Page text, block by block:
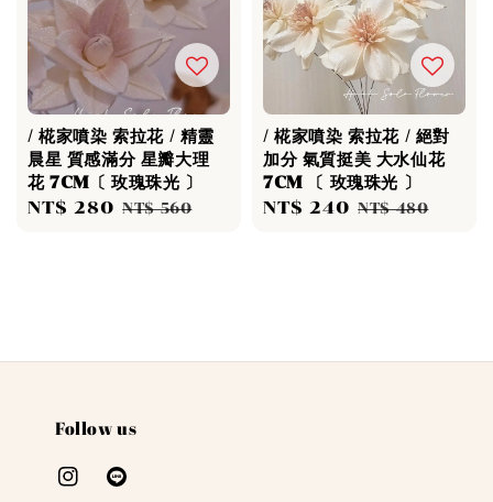
/ 椛家噴染 索拉花 / 精靈
晨星 質感滿分 星瓣大理
花 7CM〔 玫瑰珠光 〕
Sale
NT$ 280 Regular
NT$ 560
/ 椛家噴染 索拉花 / 絕對
加分 氣質挺美 大水仙花
7CM 〔 玫瑰珠光 〕
Sale
NT$ 240 Regular
NT$ 480
Follow us